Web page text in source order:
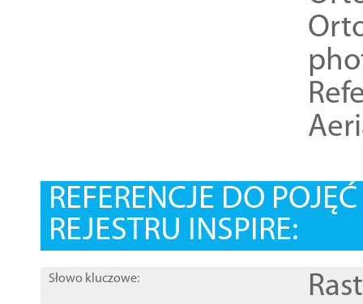
REFERENCJE DO
REJESTRU INSPIRE:
Słowo kluczowe: